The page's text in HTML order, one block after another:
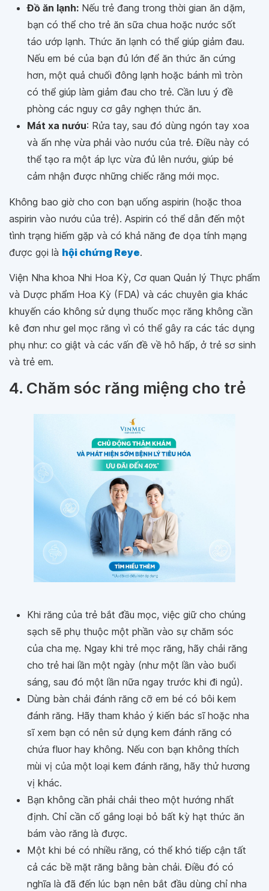
Đồ ăn lạnh: Nếu trẻ đang trong thời gian ăn dặm,
bạn có thể cho trẻ ăn sữa chua hoặc nước sốt
táo ướp lạnh. Thức ăn lạnh có thể giúp giảm đau.
Nếu em bé của bạn đủ lớn để ăn thức ăn cứng
hơn, một quả chuối đông lạnh hoặc bánh mì tròn
có thể giúp làm giảm đau cho trẻ. Cần lưu ý đề
phòng các nguy cơ gây nghẹn thức ăn.
Mát xa nướu: Rửa tay, sau đó dùng ngón tay xoa
và ấn nhẹ vừa phải vào nướu của trẻ. Điều này có
thể tạo ra một áp lực vừa đủ lên nướu, giúp bé
cảm nhận được những chiếc răng mới mọc.
Không bao giờ cho con bạn uống aspirin (hoặc thoa
aspirin vào nướu của trẻ). Aspirin có thể dẫn đến một
tình trạng hiếm gặp và có khả năng đe dọa tính mạng
được gọi là hội chứng Reye.
Viện Nha khoa Nhi Hoa Kỳ, Cơ quan Quản lý Thực phẩm
và Dược phẩm Hoa Kỳ (FDA) và các chuyên gia khác
khuyến cáo không sử dụng thuốc mọc răng không cần
kê đơn như gel mọc răng vì có thể gây ra các tác dụng
phụ như: co giật và các vấn đề về hô hấp, ở trẻ sơ sinh
và trẻ em.
4. Chăm sóc răng miệng cho trẻ
Khi răng của trẻ bắt đầu mọc, việc giữ cho chúng
sạch sẽ phụ thuộc một phần vào sự chăm sóc
của cha mẹ. Ngay khi trẻ mọc răng, hãy chải răng
cho trẻ hai lần một ngày (như một lần vào buổi
sáng, sau đó một lần nữa ngay trước khi đi ngủ).
Dùng bàn chải đánh răng cỡ em bé có bôi kem
đánh răng. Hãy tham khảo ý kiến bác sĩ hoặc nha
sĩ xem bạn có nên sử dụng kem đánh răng có
chứa fluor hay không. Nếu con bạn không thích
mùi vị của một loại kem đánh răng, hãy thử hương
vị khác.
Bạn không cần phải chải theo một hướng nhất
định. Chỉ cần cố gắng loại bỏ bất kỳ hạt thức ăn
bám vào răng là được.
Một khi bé có nhiều răng, có thể khó tiếp cận tất
cả các bề mặt răng bằng bàn chải. Điều đó có
nghĩa là đã đến lúc bạn nên bắt đầu dùng chỉ nha